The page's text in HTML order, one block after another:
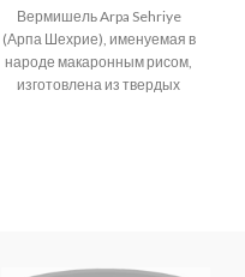
Вермишель Arpa Sehriye
(Арпа Шехрие), именуемая в
народе макаронным рисом,
изготовлена из твердых